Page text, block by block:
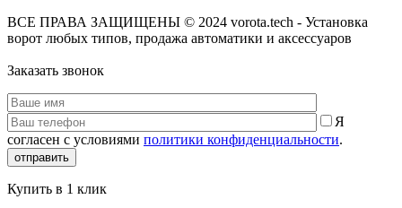
ВСЕ ПРАВА ЗАЩИЩЕНЫ © 2024 vorota.tech - Установка
ворот любых типов, продажа автоматики и аксессуаров
Заказать звонок
Я
согласен с условиями политики конфиденциальности.
отправить
Купить в 1 клик